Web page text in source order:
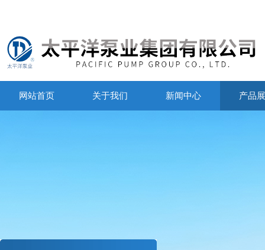
网站首页 关于我们 新闻中心 产品